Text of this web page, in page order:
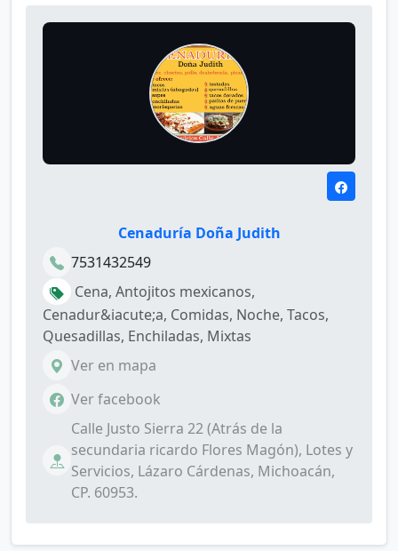
Cenaduría Doña Judith
7531432549
Cena, Antojitos mexicanos,
Cenadur&iacute;a, Comidas, Noche, Tacos,
Quesadillas, Enchiladas, Mixtas
Ver en mapa
Ver facebook
Calle Justo Sierra 22 (Atrás de la
secundaria ricardo Flores Magón), Lotes y
Servicios, Lázaro Cárdenas, Michoacán,
CP. 60953.